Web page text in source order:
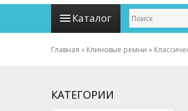
Каталог
Главная » Клиновые ремни »
КАТЕГОРИИ